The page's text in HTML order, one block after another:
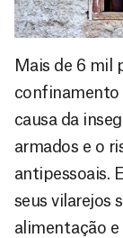
Mais de 6 mil
confinamento
causa da
armados e o
antipessoais.
seus vilarejos
alimentação